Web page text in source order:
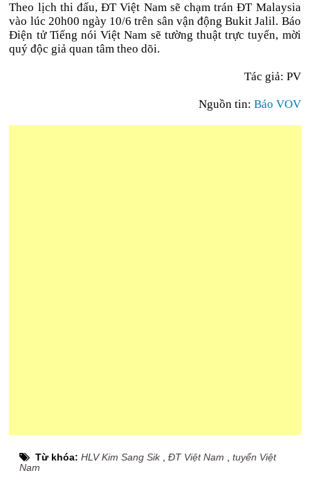
Theo lịch thi đấu, ĐT Việt Nam sẽ chạm trán ĐT Malaysia
vào lúc 20h00 ngày 10/6 trên sân vận động Bukit Jalil. Báo
Điện tử Tiếng nói Việt Nam sẽ tường thuật trực tuyến, mời
quý độc giả quan tâm theo dõi.
Tác giả: PV
Nguồn tin: Báo VOV
Từ khóa:HLV Kim Sang Sik,ĐT Việt Nam ,tuyển Việt
Nam